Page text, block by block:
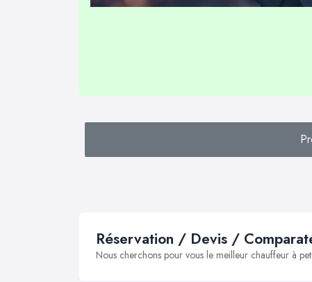
Réservation / Devis /
Nous cherchons pour vous le meilleur chauffeur à